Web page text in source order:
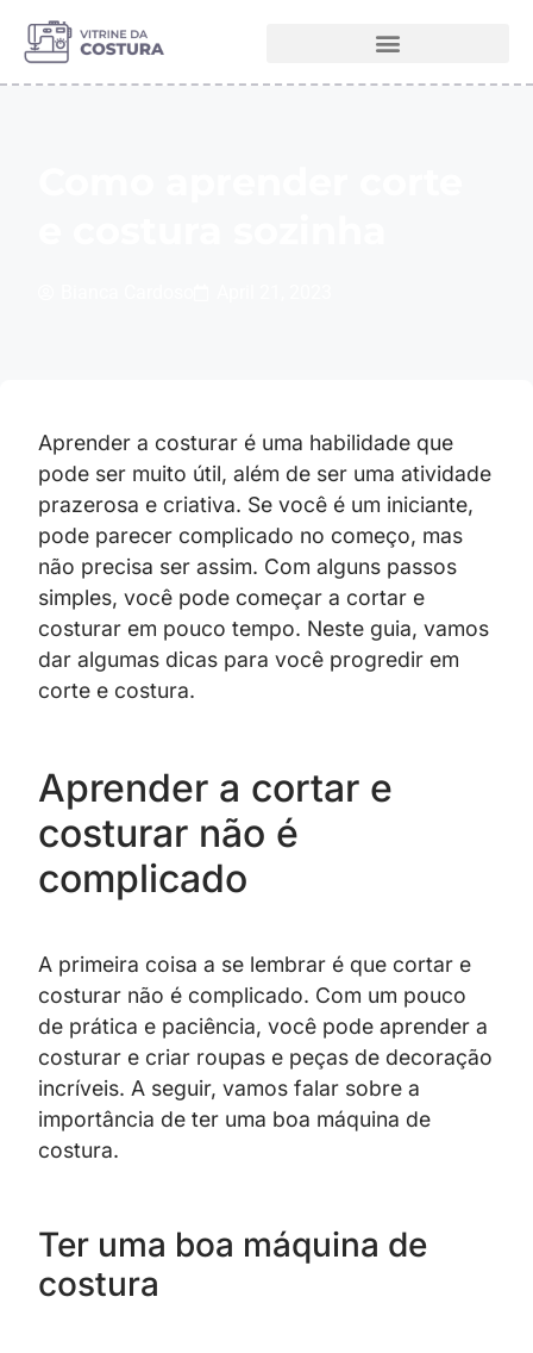
Aprender a costurar é uma habilidade que
pode ser muito útil, além de ser uma atividade
prazerosa e criativa. Se você é um iniciante,
pode parecer complicado no começo, mas
não precisa ser assim. Com alguns passos
simples, você pode começar a cortar e
costurar em pouco tempo. Neste guia, vamos
dar algumas dicas para você progredir em
corte e costura.
Aprender a cortar e
costurar não é
complicado
A primeira coisa a se lembrar é que cortar e
costurar não é complicado. Com um pouco
de prática e paciência, você pode aprender a
costurar e criar roupas e peças de decoração
incríveis. A seguir, vamos falar sobre a
importância de ter uma boa máquina de
costura.
Ter uma boa máquina de
costura